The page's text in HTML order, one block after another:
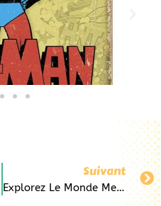
Suivant
Explorez Le Monde Merveilleux De Groot Chez Pop&Co Au Havre